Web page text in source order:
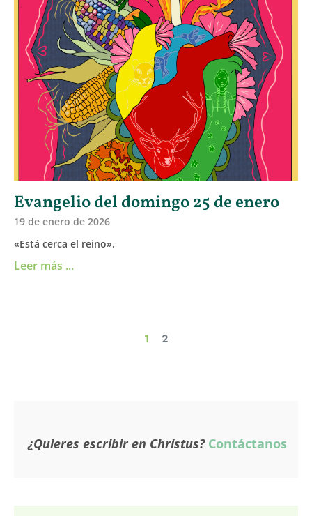
Evangelio del domingo 25 de enero
19 de enero de 2026
«Está cerca el reino».
Leer más ...
1 2
¿Quieres escribir en Christus? Contáctanos